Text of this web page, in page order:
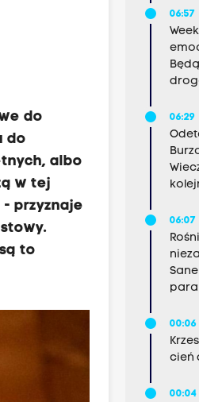
do
do
albo
w tej
przyznaje
to
06:57
06:29
06:07
00:06
cień
00:04